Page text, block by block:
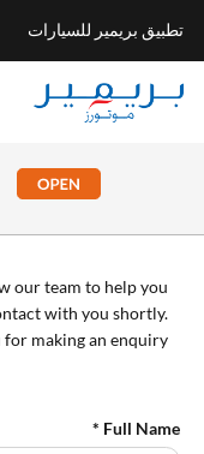
تطبيق بريمير للسيارات
DRIVE
our team to help you
with you shortly.
for making an enquiry.
Full Name
*